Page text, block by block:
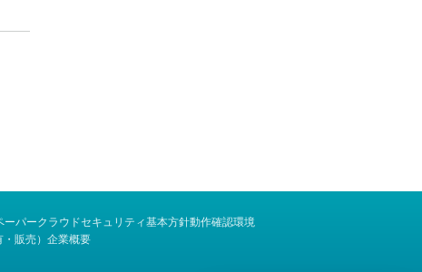
ーパークラウドセキュリティ基本方針動作確認環境
販売） 企業概要